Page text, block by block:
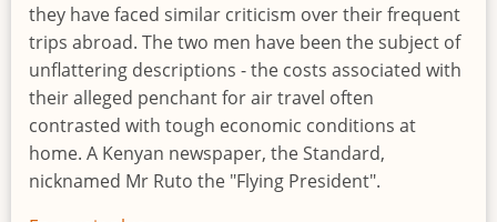
they have faced similar criticism over their frequent
trips abroad. The two men have been the subject of
unflattering descriptions - the costs associated with
their alleged penchant for air travel often
contrasted with tough economic conditions at
home. A Kenyan newspaper, the Standard,
nicknamed Mr Ruto the "Flying President".